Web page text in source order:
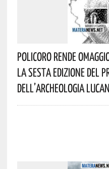
Policoro Rende
La Sesta Edizione Del
Dell’archeologia